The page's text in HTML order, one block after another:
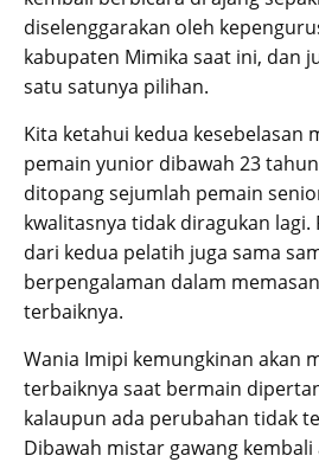
diselenggarakan oleh
kabupaten Mimika saat ini, dan
satu satunya pilihan.
Kita ketahui kedua kesebelasan
pemain yunior dibawah 23
ditopang sejumlah pemain
kwalitasnya tidak diragukan lagi.
dari kedua pelatih juga sama
berpengalaman dalam
terbaiknya.
Wania Imipi kemungkinan akan
terbaiknya saat bermain
kalaupun ada perubahan tidak
Dibawah mistar gawang